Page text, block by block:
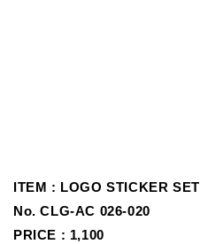
ITEM : LOGO STICKER SET
No.CLG-AC 026-020
PRICE : 1,100